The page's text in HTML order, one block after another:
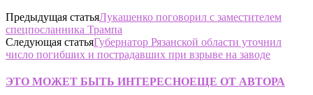
Предыдущая статьяЛукашенко поговорил с заместителем
спецпосланника Трампа
Следующая статьяГубернатор Рязанской области уточнил
число погибших и пострадавших при взрыве на заводе
ЭТО МОЖЕТ БЫТЬ ИНТЕРЕСНОЕЩЕ ОТ АВТОРА